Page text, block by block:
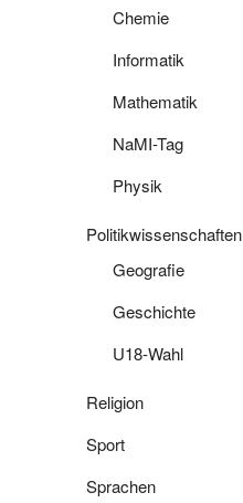
Chemie
Informatik
Mathematik
NaMI-Tag
Physik
Politikwissenschaften
Geografie
Geschichte
U18-Wahl
Religion
Sport
Sprachen